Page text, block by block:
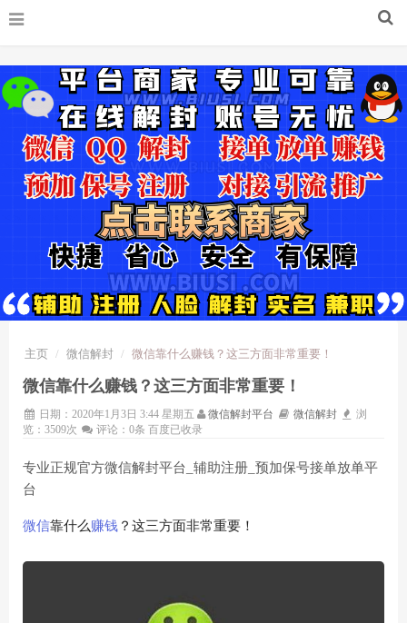
主页 微信解封 微信靠什么赚钱？这三方面非常重要！
微信靠什么赚钱？这三方面非常重要！
日期：2020年1月3日 3:44 星期五 微信解封平台 微信解封
浏
览：3509次
评论：0条 百度已收录
专业正规官方微信解封平台_辅助注册_预加保号接单放单平
台
微信靠什么赚钱 ？这三方面非常重要！